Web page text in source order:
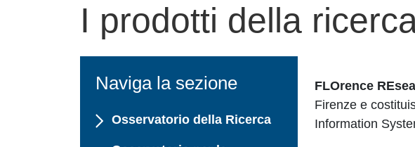
I prodotti della
FLOrence
Firenze e
Information
Naviga la sezione
Osservatorio della Ricerca